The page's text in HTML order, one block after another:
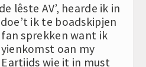
lêste AV’, hearde ik in
ik te boadskipjen
sprekken want ik
oan my
wie it in must